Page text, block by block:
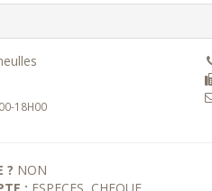
18H00
? NON